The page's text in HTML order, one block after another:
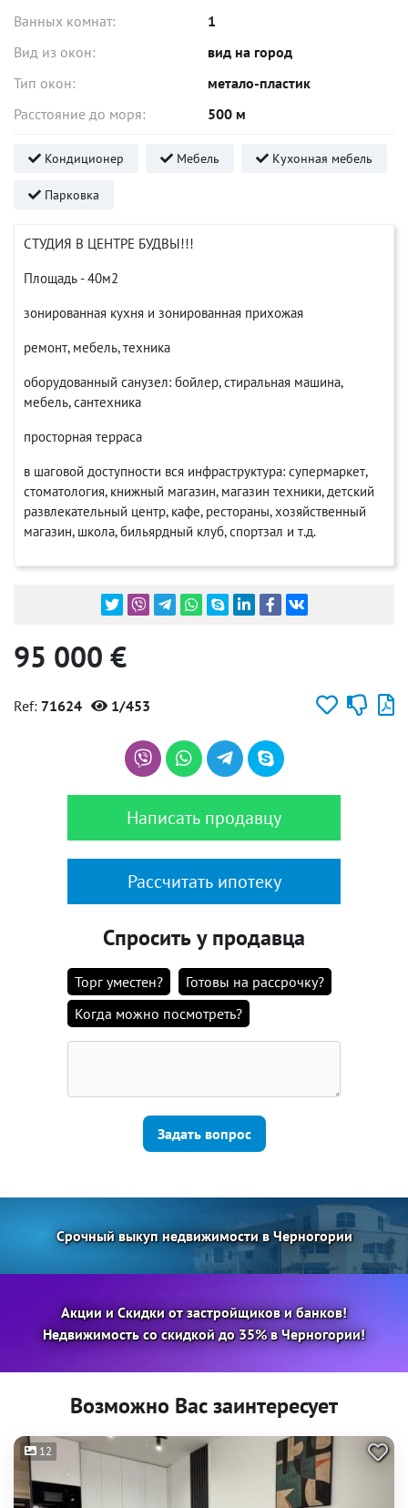
Ванных комнат:
1
Вид из окон:
вид на город
Тип окон:
метало-пластик
Расстояние до моря:
500 м
Кондиционер Мебель Кухонная мебель
Парковка
СТУДИЯ В ЦЕНТРЕ БУДВЫ!!!
Площадь - 40м2
зонированная кухня и зонированная прихожая
ремонт, мебель, техника
оборудованный санузел: бойлер, стиральная машина,
мебель, сантехника
просторная терраса
в шаговой доступности вся инфраструктура: супермаркет,
стоматология, книжный магазин, магазин техники, детский
развлекательный центр, кафе, рестораны, хозяйственный
магазин, школа, бильярдный клуб, спортзал и т.д.
95 000 €
Ref: 71624 1/453
Написать продавцу
Рассчитать ипотеку
Спросить у продавца
Торг уместен?
Готовы на рассрочку?
Когда можно посмотреть?
Задать вопрос
Срочный выкуп недвижимости в Черногории
Акции и Скидки от застройщиков и банков!
Недвижимость со скидкой до 35% в Черногории!
Возможно Вас заинтересует
12